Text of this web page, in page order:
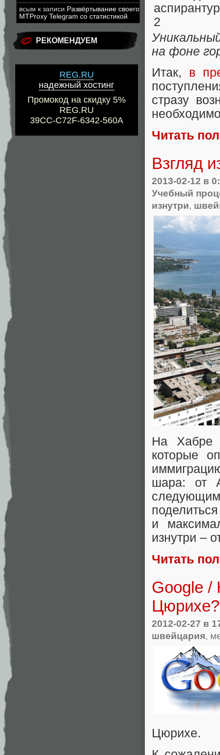
всым к записи Развёртывание своего
MTProxy Telegram со статистикой
РЕКОМЕНДУЕМ
REG.RU
надежный хостинг
Промокод на скидку 5%
REG.RU
39CC-C72F-6342-560A
на фоне
Итак, в
стразу
Читать
Взгляд
2013-02-12 в
Учебный
изнутри,
На Хабре
которые
шара: от
и
изнутри –
Читать
Google /
Цюрихе?
2012-02-27 в
швейцария,
Цюрихе.